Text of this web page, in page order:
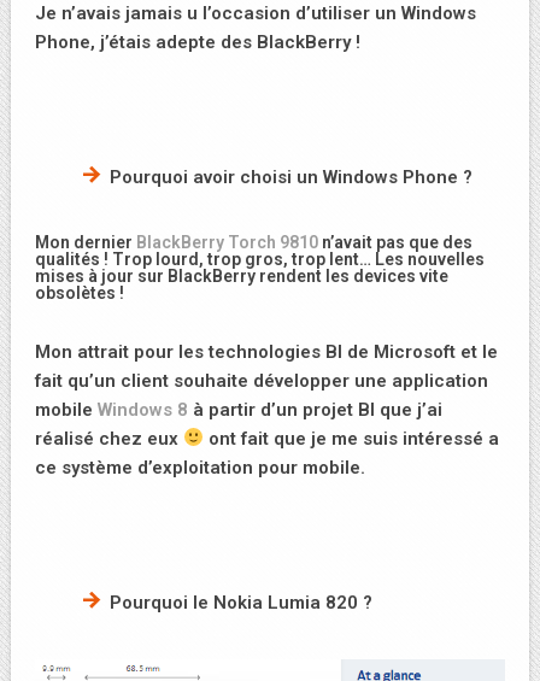
Je n’avais jamais u l’occasion d’utiliser un Windows
Phone, j’étais adepte des BlackBerry !
Pourquoi avoir choisi un Windows Phone ?
Mon dernier BlackBerry Torch 9810 n’avait pas que des
qualités ! Trop lourd, trop gros, trop lent… Les nouvelles
mises à jour sur BlackBerry rendent les devices vite
obsolètes !
Mon attrait pour les technologies BI de Microsoft et le
fait qu’un client souhaite développer une application
mobile Windows 8 à partir d’un projet BI que j’ai
réalisé chez eux
ont fait que je me suis intéressé a
ce système d’exploitation pour mobile.
Pourquoi le Nokia Lumia 820 ?